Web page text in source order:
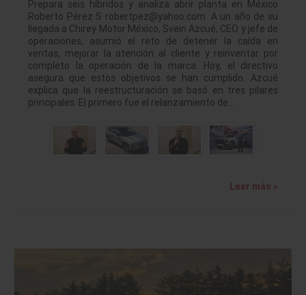
Prepara seis híbridos y analiza abrir planta en México
Roberto Pérez S robertpez@yahoo.com. A un año de su
llegada a Chirey Motor México, Svein Azcué, CEO y jefe de
operaciones, asumió el reto de detener la caída en
ventas, mejorar la atención al cliente y reinventar por
completo la operación de la marca. Hoy, el directivo
asegura que estos objetivos se han cumplido. Azcué
explica que la reestructuración se basó en tres pilares
principales. El primero fue el relanzamiento de…
Leer más »